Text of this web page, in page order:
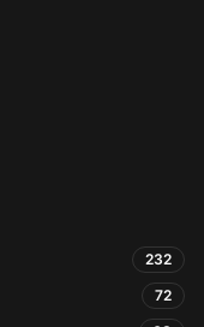
232
72